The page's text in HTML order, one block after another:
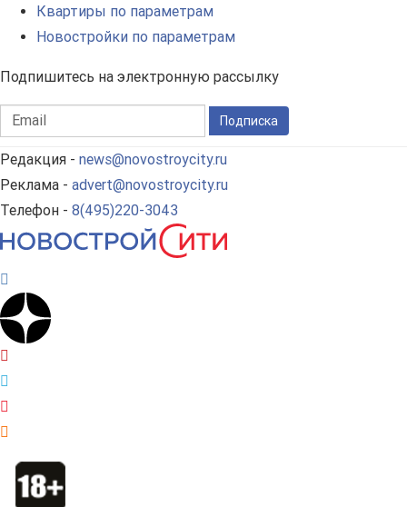
Квартиры по параметрам
Новостройки по параметрам
Подпишитесь на электронную рассылку
Подписка
Редакция - news@novostroycity.ru
Реклама - advert@novostroycity.ru
Телефон - 8(495)220-3043